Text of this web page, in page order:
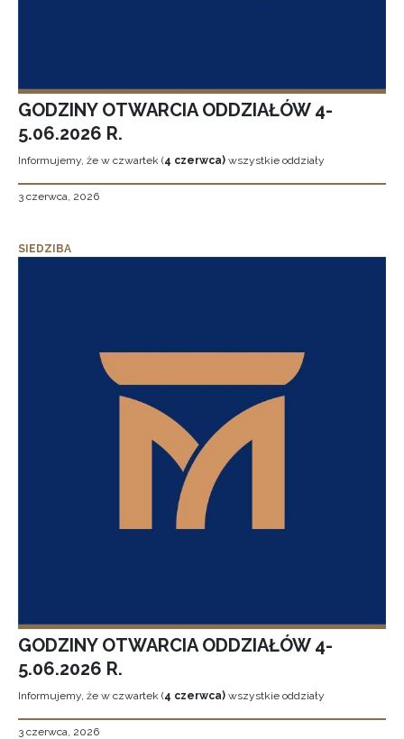
GODZINY OTWARCIA ODDZIAŁÓW 4-
5.06.2026 R.
Informujemy, że w czwartek (4 czerwca) wszystkie oddziały
3 czerwca, 2026
SIEDZIBA
GODZINY OTWARCIA ODDZIAŁÓW 4-
5.06.2026 R.
Informujemy, że w czwartek (4 czerwca) wszystkie oddziały
3 czerwca, 2026